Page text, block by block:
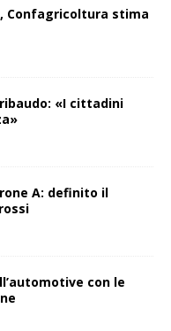
Confagricoltura stima
«I cittadini
A: definito il
con le